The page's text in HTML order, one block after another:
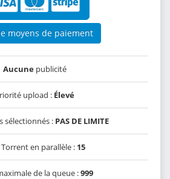
moyens de paiement
Aucunepublicité
upload : Élevé
sélectionnés : PAS DE LIMITE
en parallèle : 15
de la queue :999